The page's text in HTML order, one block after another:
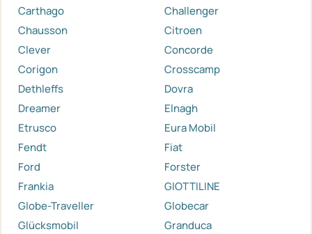
Carthago
Challenger
Chausson
Citroen
Clever
Concorde
Corigon
Crosscamp
Dethleffs
Dovra
Dreamer
Elnagh
Etrusco
Eura Mobil
Fendt
Fiat
Ford
Forster
Frankia
GIOTTILINE
Globe-Traveller
Globecar
Glücksmobil
Granduca